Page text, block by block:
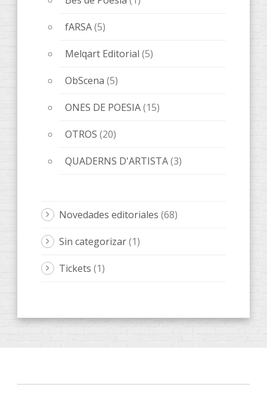
fARSA(5)
Melqart Editorial (5)
ObScena (5)
ONES DE POESIA(15)
OTROS (20)
QUADERNS D'ARTISTA(3)
Novedades editoriales (68)
Sin categorizar(1)
Tickets (1)